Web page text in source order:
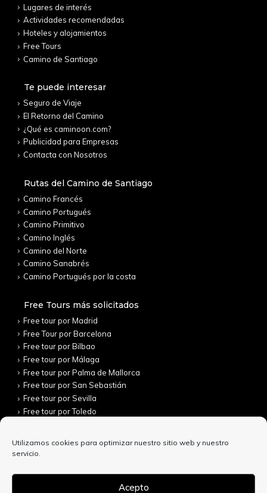
Utilizamos cookies para optimizar nuestro sitio web y nuestro
servicio.
Acepto
Lugares de interés
Actividades recomendadas
Hoteles y alojamientos
Free Tours
Camino de Santiago
Te puede interesar
Seguro de Viaje
El Retorno del Camino
¿Qué es caminoon.com?
Publicidad para Empresas
Contacta con Nosotros
Rutas del Camino de Santiago
Camino Francés
Camino Portugués
Camino Primitivo
Camino Inglés
Camino del Norte
Camino Sanabrés
Camino Portugués por la costa
Free Tours más solicitados
Free tour por Madrid
Free Tour por Barcelona
Free tour por Bilbao
Free tour por Málaga
Free tour por Palma de Mallorca
Free tour por San Sebastián
Free tour por Sevilla
Free tour por Toledo